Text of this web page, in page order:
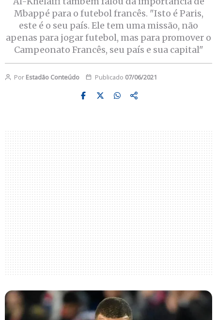
Mbappé para o futebol francês. "Isto é Paris,
este é o seu país. Ele tem uma missão, não
apenas para jogar futebol, mas para promover o
Campeonato Francês, seu país e sua capital"
Por Estadão Conteúdo Publicado 07/06/2021